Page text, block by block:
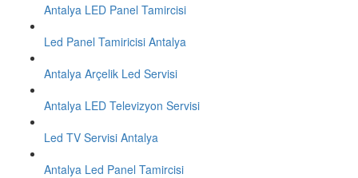
Antalya LED Panel Tamircisi
Led Panel Tamiricisi Antalya
Antalya Arçelik Led Servisi
Antalya LED Televizyon Servisi
Led TV Servisi Antalya
Antalya Led Panel Tamircisi